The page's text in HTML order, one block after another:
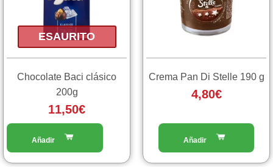
ESAURITO
Chocolate Baci clásico
200g
11,50€
Crema Pan Di Stelle 190 g
4,80€